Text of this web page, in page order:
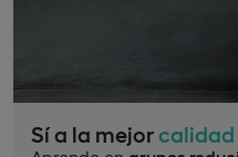
Sí a la mejor